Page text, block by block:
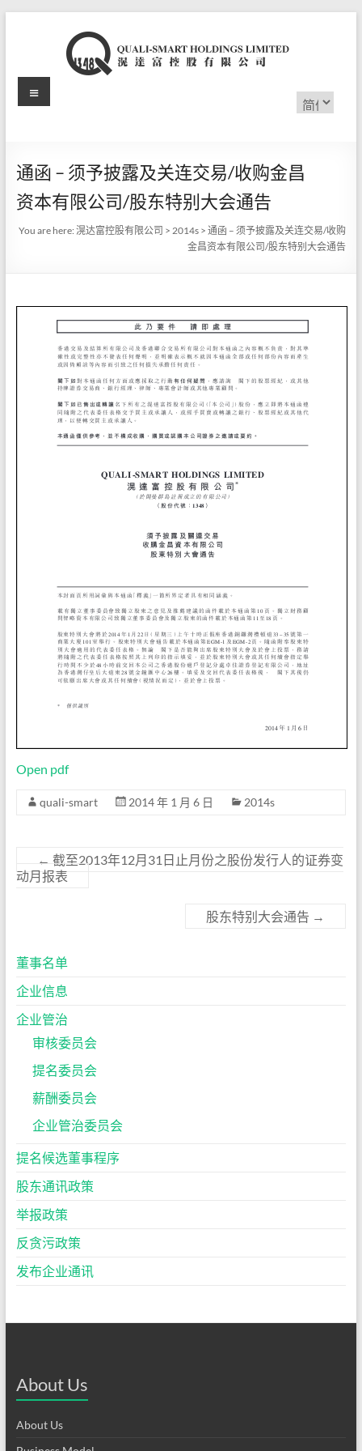
滉
富
控
股
公
选
择
Menu
通函 – 须予披露及关连交易/收购金昌
资本有限公司/股东特别大会通告
You are here:滉达富控股有限公司 >2014s >通函 – 须予披露及关连交易/收购
金昌资本有限公司/股东特别大会通告
Open pdf
quali-smart 2014 年 1 月 6 日 2014s
← 截至2013年12月31日止月份之股份发行人的证券变
动月报表
股东特别大会通告 →
董事名单
企业信息
企业管治
审核委员会
提名委员会
薪酬委员会
企业管治委员会
提名候选董事程序
股东通讯政策
举报政策
反贪污政策
发布企业通讯
About Us
About Us